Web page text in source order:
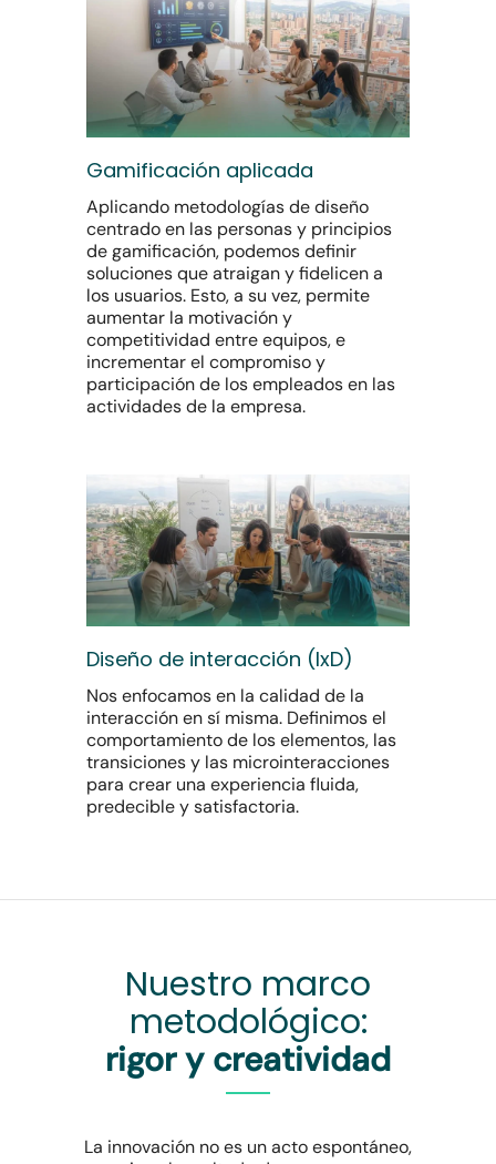
Gamificación aplicada
Aplicando metodologías de diseño
centrado en las personas y principios
de gamificación, podemos definir
soluciones que atraigan y fidelicen a
los usuarios. Esto, a su vez, permite
aumentar la motivación y
competitividad entre equipos, e
incrementar el compromiso y
participación de los empleados en las
actividades de la empresa.
Diseño de interacción (IxD)
Nos enfocamos en la calidad de la
interacción en sí misma. Definimos el
comportamiento de los elementos, las
transiciones y las microinteracciones
para crear una experiencia fluida,
predecible y satisfactoria.
Nuestro marco
metodológico:
rigor y creatividad
La innovación no es un acto espontáneo,